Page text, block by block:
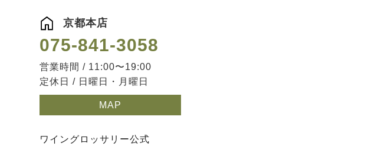
京都本店
075-841-3058
営業時間 / 11:00〜19:00
定休日 / 日曜日・月曜日
MAP
ワイングロッサリー公式